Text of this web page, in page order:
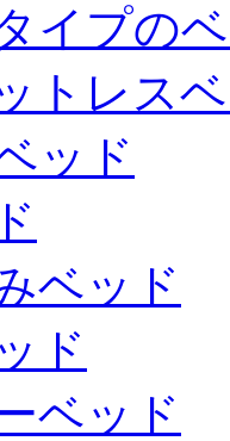
イプの
トレス
ッド
ベッド
ド
ベッド